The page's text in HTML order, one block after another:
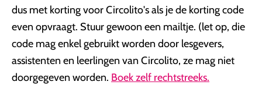
dus met korting voor Circolito's als je de korting code
even opvraagt. Stuur gewoon een mailtje. (let op, die
code mag enkel gebruikt worden door lesgevers,
assistenten en leerlingen van Circolito, ze mag niet
doorgegeven worden. Boek zelf rechtstreeks.